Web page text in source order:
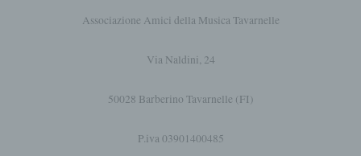
Associazione Amici della Musica Tavarnelle
Via Naldini, 24
50028 Barberino Tavarnelle (FI)
P.iva 03901400485
restrizione, la cancellazione o la distruzione.
d) Restrizione dell'elaborazione
dei dati personali memorizzati al fine di
limitarne il trattamento in futuro.
e) Profilatura